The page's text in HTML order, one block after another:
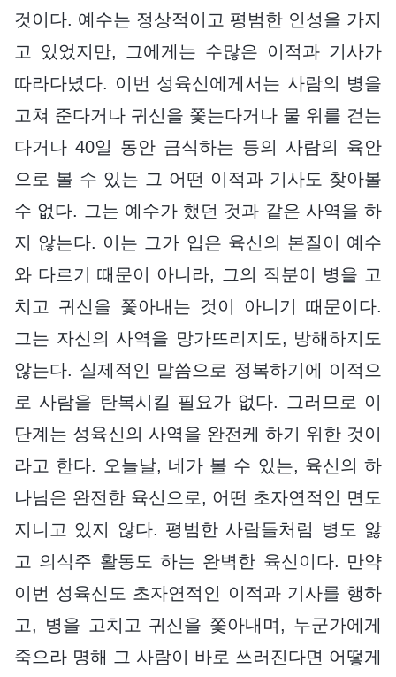
것이다. 예수는 정상적이고 평범한 인성을 가지
고 있었지만, 그에게는 수많은 이적과 기사가
따라다녔다. 이번 성육신에게서는 사람의 병을
고쳐 준다거나 귀신을 쫓는다거나 물 위를 걷는
다거나 40일 동안 금식하는 등의 사람의 육안
으로 볼 수 있는 그 어떤 이적과 기사도 찾아볼
수 없다. 그는 예수가 했던 것과 같은 사역을 하
지 않는다. 이는 그가 입은 육신의 본질이 예수
와 다르기 때문이 아니라, 그의 직분이 병을 고
치고 귀신을 쫓아내는 것이 아니기 때문이다.
그는 자신의 사역을 망가뜨리지도, 방해하지도
않는다. 실제적인 말씀으로 정복하기에 이적으
로 사람을 탄복시킬 필요가 없다. 그러므로 이
단계는 성육신의 사역을 완전케 하기 위한 것이
라고 한다. 오늘날, 네가 볼 수 있는, 육신의 하
나님은 완전한 육신으로, 어떤 초자연적인 면도
지니고 있지 않다. 평범한 사람들처럼 병도 앓
고 의식주 활동도 하는 완벽한 육신이다. 만약
이번 성육신도 초자연적인 이적과 기사를 행하
고, 병을 고치고 귀신을 쫓아내며, 누군가에게
죽으라 명해 그 사람이 바로 쓰러진다면 어떻게